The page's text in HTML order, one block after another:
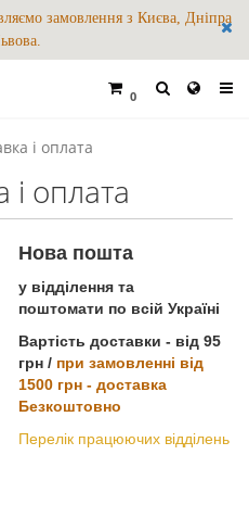
замовлення з Києва, Дніпра
0
і оплата
і оплата
Нова пошта
у відділення та
поштомати по всій Україні
Вартість доставки - від 95
грн / при замовленні від
1500 грн - доставка
Безкоштовно
Перелік працюючих відділень